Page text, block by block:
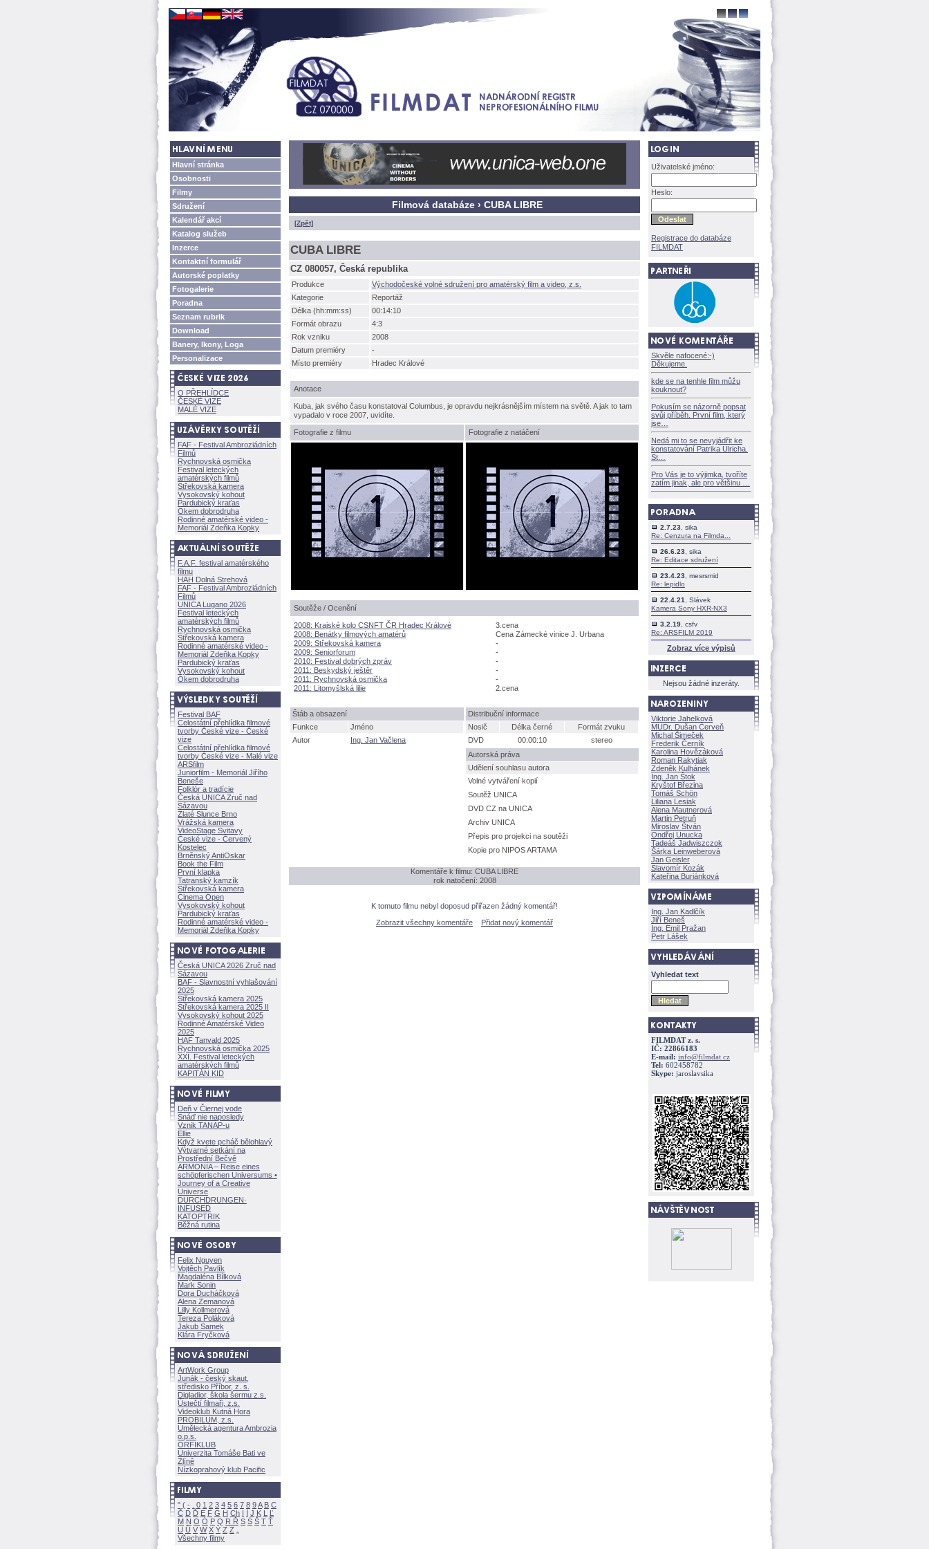
Hlavní stránka
Osobnosti
Filmy
Sdružení
Kalendář akcí
Katalog služeb
Inzerce
Kontaktní formulář
Autorské poplatky
Fotogalerie
Poradna
Seznam rubrik
Download
Banery, Ikony, Loga
Personalizace
O PŘEHLÍDCE
ČESKÉ VIZE
MALÉ VIZE
FAF - Festival Ambroziádních
Filmů
Rychnovská osmička
Festival leteckých
amatérských filmů
Střekovská kamera
Vysokovský kohout
Pardubický kraťas
Okem dobrodruha
Rodinné amatérské video -
Memoriál Zdeňka Kopky
F.A.F. festival amatérského
filmu
HAH Dolná Strehov
FAF - Festival Ambroziádních
Filmů
UNICA Lugano 2026
Festival leteckých
amatérských filmů
Rychnovská osmička
Střekovská kamera
Rodinné amatérské video -
Memoriál Zdeňka Kopky
Pardubický kraťas
Vysokovský kohout
Okem dobrodruha
Festival BAF
Celostátní přehlídka filmové
tvorby České vize - České
vize
Celostátní přehlídka filmové
tvorby České vize - Malé vize
ARSfilm
Juniorfilm - Memoriál Jiřího
Beneše
Folklór a tradície
Česká UNICA Zruč nad
Sázavou
Zlaté Slunce Brno
Vrážská kamera
VideoStage Svitavy
České vize - Červený
Kostelec
Brněnský AntiOskar
Book the Film
První klapka
Tatranský kamzík
Střekovská kamera
Cinema Open
Vysokovský kohout
Pardubický kraťas
Rodinné amatérské video -
Memoriál Zdeňka Kopky
Česká UNICA 2026 Zruč nad
Sázavou
BAF - Slavnostní vyhlašování
2025
Střekovská kamera 2025
Střekovská kamera 2025 II
Vysokovský kohout 2025
Rodinné Amatérské Video
2025
HAF Tanvald 2025
Rychnovská osmička 2025
XXI. Festival leteckých
amatérských filmů
KAPITÁN KID
Deň v Čiernej vode
Snáď nie naposledy
Vznik TANAP-u
Ellie
Když kvete pcháč bělohlavý
Výtvarné setkání na
Prostřední Bečvě
ARMONÍA – Reise eines
schöpferischen Universums •
Journey of a Creative
Universe
DURCHDRUNGEN·
INFUSED
KATOPTRIK
Běžná rutina
Felix Nguyen
Vojtěch Pavlík
Magdaléna Bílkov
Mark Sonin
Dora Ducháčkov
Alena Zemanov
Lilly Kollmerov
Tereza Polákov
Jakub Samek
Klára Fryčkov
ArtWork Group
Junák - český skaut,
středisko Příbor, z. s.
Digladior, škola šermu z.s.
Ústečtí filmaři, z.s.
Videoklub Kutná Hora
PROBILUM, z.s.
Umělecká agentura Ambrozia
o.p.s.
ORFIKLUB
Univerzita Tomáše Bati ve
Zlíně
Nízkoprahový klub Pacific
" ( - 0 1 2 3 4 5 6 7 8 9A B C
Č D Ď E F G H Ch I Í J K L
Ľ
M N O Ó P Q R Ř S Ś T Ť
U Ú V W X Y Z
Všechny filmy
Filmová databáze › CUBA LIBRE
[Zpět]
CUBA LIBRE
CZ 080057, Česká republika
Produkce
Východočeské volné sdružení pro amatérský film a video, z.s.
Kategorie
Reportáž
Délka (hh:mm:ss)
00:14:10
Formát obrazu
4:3
Rok vzniku
2008
Datum premiéry
-
Místo premiéry
Hradec Králové
Anotace
Kuba, jak svého času konstatoval Columbus, je opravdu nejkrásnějším místem na světě. A jak to tam
vypadalo v roce 2007, uvidíte.
Fotografie z filmu Fotografie z natáčení
Soutěže / Ocenění
2008: Krajské kolo CSNFT ČR Hradec Králové
3.cena
2008: Benátky filmových amatérů
Cena Zámecké vinice J. Urbana
2009: Střekovská kamera
-
2009: Seniorforum
-
2010: Festival dobrých zpráv
-
2011: Beskydský ještěr
-
2011: Rychnovská osmička
-
2011: Litomyšlská lilie
2.cena
táb a obsazení
Funkce
Jméno
Autor
Ing. Jan Vačlena
Distribuční informace
Nosič
Délka černé
Formát zvuku
DVD
00:00:10
stereo
Autorská práva
Udělení souhlasu autora
Volné vytváření kopií
Soutěž UNICA
DVD CZ na UNICA
Archiv UNICA
Přepis pro projekci na soutěži
Kopie pro NIPOS ARTAMA
Komentáře k filmu: CUBA LIBRE
rok natočení: 2008
K tomuto filmu nebyl doposud přiřazen žádný komentář!
Zobrazit všechny komentáře
Přidat nový komentář
Uživatelské jméno:
Heslo:
Registrace do databáze
FILMDAT
Skvěle nafocené:-)
Děkujeme.
kde se na tenhle film můžu
kouknout?
Pokusím se názorně popsat
svůj příběh. První film, který
jse
Nedá mi to se nevyjádřit ke
konstatování Patrika Ulricha.
St
Pro Vás je to výjimka, tvoříte
zatím jinak, ale pro většinu
2.7.23 , sika
Re: Cenzura na Filmda...
26.6.23 , sika
Re: Editace sdružení
23.4.23 , mesrsmid
Re: lepidlo
22.4.21
, Slávek
Kamera Sony HXR-NX3
3.2.19 , csfv
Re: ARSFILM 2019
Zobraz více výpisů
Nejsou žádné inzeráty.
Viktorie Jahelkov
MUDr. Dušan Červeň
Michal Šimeček
Frederik Černík
Karolina Hovězákov
Roman Rakytiak
Zdeněk Kulhánek
Ing. Jan Štok
Kryštof Březina
Tomáš Schön
Liliana Lesiak
Alena Mautnerov
Martin Petruň
Miroslav Štván
Ondřej Unucka
Tadeáš Jadwiszczok
rka Leinweberov
Jan Geisler
Slavomír Kozák
Kateřina Buriánkov
Ing. Jan Kadlčík
Jiří Bene
Ing. Emil Pražan
Petr Lášek
Vyhledat text
FILMDAT z. s.
IČ: 22866183
E-mail: info@filmdat.cz
Tel: 602458782
Skype: jaroslavsika